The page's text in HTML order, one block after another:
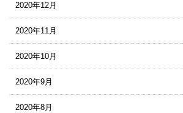
2020年12月
2020年11月
2020年10月
2020年9月
2020年8月